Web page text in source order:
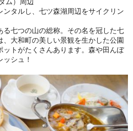
タルし、七ツ森湖周辺をサイクリン
る七つの山の総称。その名を冠した七
、大和町の美しい景観を生かした公園
ットがたくさんあります。森や田んぼ
シュ！